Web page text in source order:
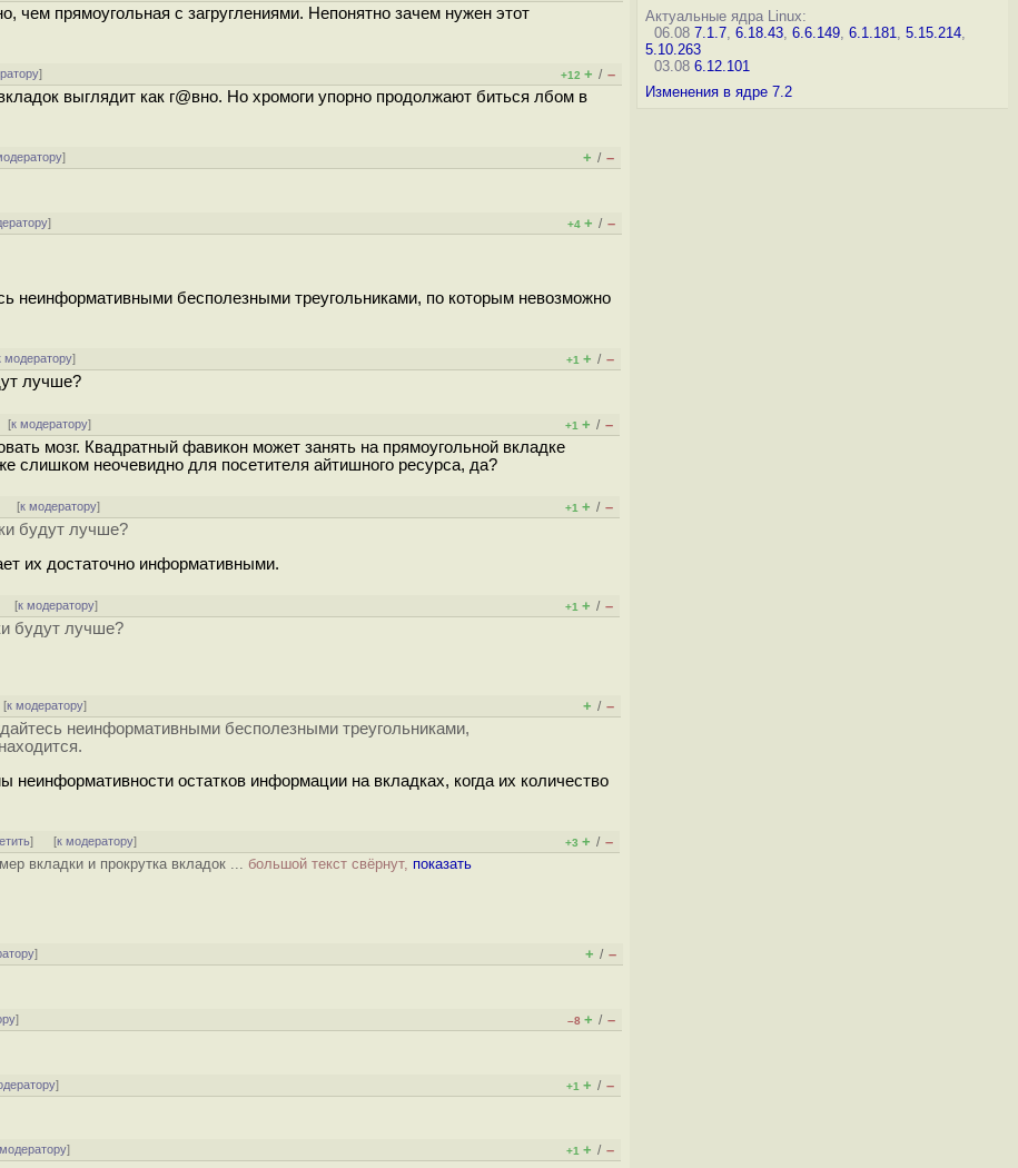
прямоугольная с загруглениями. Непонятно зачем нужен этот
] +12 + / –
выглядит как г@вно. Но хромоги упорно продолжают биться лбом в
] + / –
] +4 + / –
неинформативными бесполезными треугольниками, по которым невозможно
модератору] +1 + / –
лучше?
[к модератору] +1 + / –
мозг. Квадратный фавикон может занять на прямоугольной вкладке
слишком неочевидно для посетителя айтишного ресурса, да?
[к модератору] +1 + / –
будут лучше?
их достаточно информативными.
[к модератору] +1 + / –
будут лучше?
к модератору] + / –
неинформативными бесполезными треугольниками,
неинформативности остатков информации на вкладках, когда их количество
] [к модератору] +3 + / –
вкладки и прокрутка вкладок ... большой текст свёрнут, показать
] + / –
] –8 + / –
] +1 + / –
] +1 + / –
Актуальные ядра Linux:
06.08 7.1.7, 6.18.43, 6.6.149, 6.1.181, 5.15.214,
5.10.263
03.08 6.12.101
Изменения в ядре 7.2